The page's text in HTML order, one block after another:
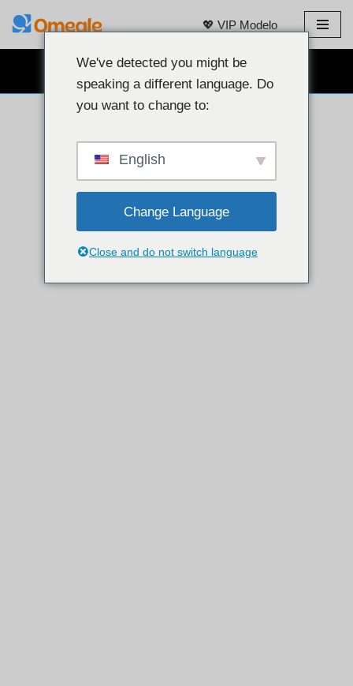
💖 VIP Modelo
LIBRENG WEBCAM CHAT 👉
We've detected you might be
speaking a different language. Do
you want to change to:
English
Change Language
Close and do not switch language